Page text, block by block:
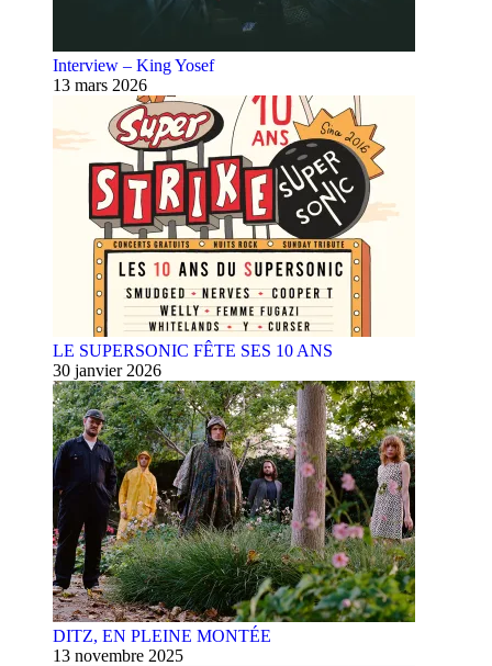
Interview – King Yosef
13 mars 2026
LE SUPERSONIC FÊTE SES 10 ANS
30 janvier 2026
DITZ, EN PLEINE MONTÉE
13 novembre 2025